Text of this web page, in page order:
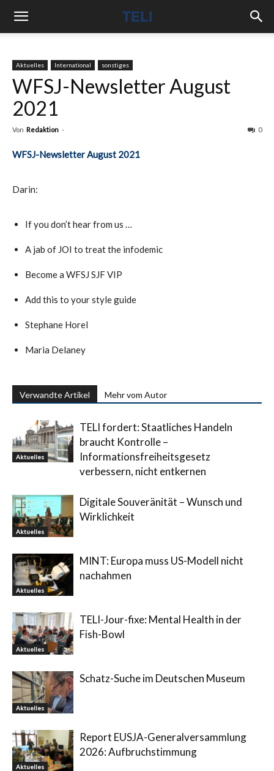
Aktuelles International sonstiges
WFSJ-Newsletter August
2021
Von Redaktion - 0
WFSJ-Newsletter August 2021
Darin:
If you don’t hear from us …
A jab of JOI to treat the infodemic
Become a WFSJ SJF VIP
Add this to your style guide
Stephane Horel
Maria Delaney
Verwandte Artikel Mehr vom Autor
Aktuelles
TELI fordert: Staatliches Handeln
braucht Kontrolle –
Informationsfreiheitsgesetz
verbessern, nicht entkernen
Aktuelles
Digitale Souveränität – Wunsch und
Wirklichkeit
Aktuelles
MINT: Europa muss US-Modell nicht
nachahmen
Aktuelles
TELI-Jour-fixe: Mental Health in der
Fish-Bowl
Aktuelles
Schatz-Suche im Deutschen Museum
Aktuelles
Report EUSJA-Generalversammlung
2026: Aufbruchstimmung